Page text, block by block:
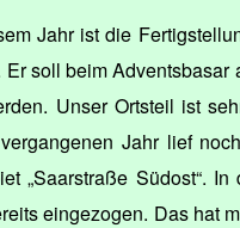
Jahr ist die
soll beim Adventsbasar
Unser Ortsteil ist
Jahr lief
„Saarstraße Südost“.
eingezogen. Das hat